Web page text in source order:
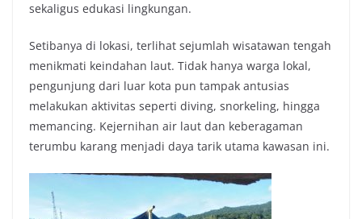
sekaligus edukasi lingkungan.
Setibanya di lokasi, terlihat sejumlah wisatawan tengah
menikmati keindahan laut. Tidak hanya warga lokal,
pengunjung dari luar kota pun tampak antusias
melakukan aktivitas seperti diving, snorkeling, hingga
memancing. Kejernihan air laut dan keberagaman
terumbu karang menjadi daya tarik utama kawasan ini.